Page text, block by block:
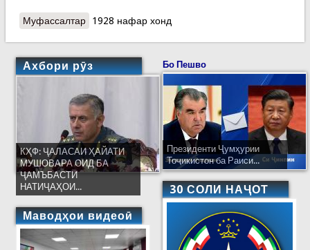
Муфассалтаро COVID-19: Даҳҳо кишвари олам дар доираи
1928 нафар хонд
Ахбори рӯз
КҲФ: ҶАЛАСАИ ҲАЙАТИ
МУШОВАРА ОИД БА
ҶАМЪБАСТИ
НАТИҶАҲОИ...
Маводҳои видеоӣ
Бо Пешво
Президенти Ҷумҳурии
Тоҷикистон ба Раиси...
30 СОЛИ НАҶОТ